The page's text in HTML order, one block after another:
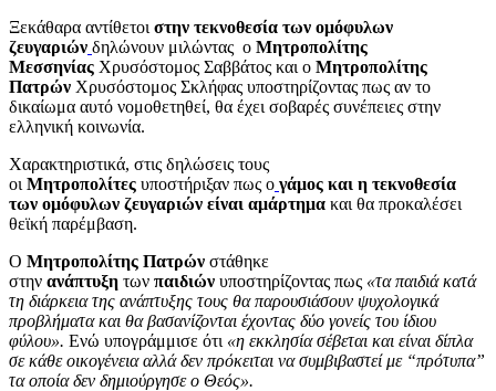
Ξεκάθαρα αντίθετοι στην τεκνοθεσία των ομόφυλων
ζευγαριών δηλώνουν μιλώντας ο Μητροπολίτης
Μεσσηνίας Χρυσόστομος Σαββάτος και ο Μητροπολίτης
Πατρών Χρυσόστομος Σκλήφας υποστηρίζοντας πως αν το
δικαίωμα αυτό νομοθετηθεί, θα έχει σοβαρές συνέπειες στην
ελληνική κοινωνία.
Χαρακτηριστικά, στις δηλώσεις τους
οι Μητροπολίτες υποστήριξαν πως ο γάμος και η τεκνοθεσία
των ομόφυλων ζευγαριών είναι αμάρτημα και θα προκαλέσει
θεϊκή παρέμβαση.
Ο Μητροπολίτης Πατρών στάθηκε
στην ανάπτυξη των παιδιών υποστηρίζοντας πως «τα παιδιά κατά
τη διάρκεια της ανάπτυξης τους θα παρουσιάσουν ψυχολογικά
προβλήματα και θα βασανίζονται έχοντας δύο γονείς του ίδιου
φύλου». Ενώ υπογράμμισε ότι «η εκκλησία σέβεται και είναι δίπλα
σε κάθε οικογένεια αλλά δεν πρόκειται να συμβιβαστεί με “πρότυπα”
τα οποία δεν δημιούργησε ο Θεός».